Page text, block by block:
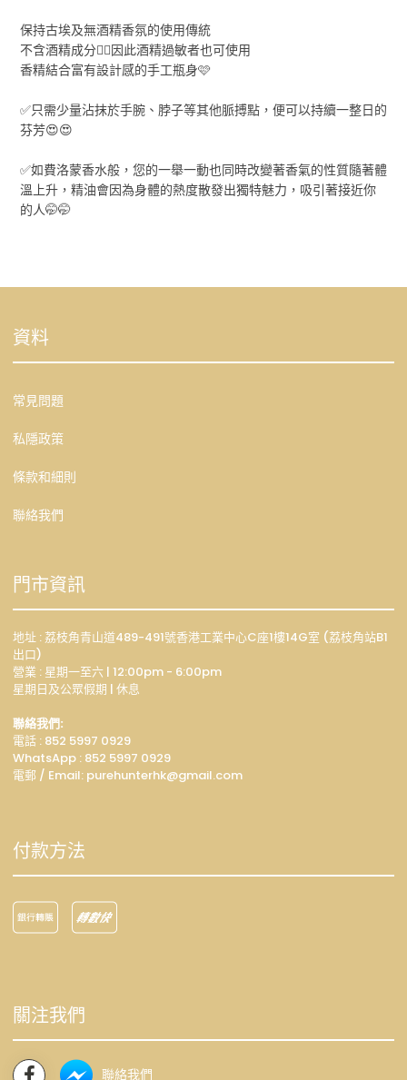
保持古埃及無酒精香氛的使用傳統
不含酒精成分👍🏻因此酒精過敏者也可使用
香精結合富有設計感的手工瓶身🩷
✅只需少量沾抹於手腕、脖子等其他脈搏點，便可以持續一整日的
芬芳😍😍
✅如費洛蒙香水般，您的一舉一動也同時改變著香氣的性質隨著體
溫上升，精油會因為身體的熱度散發出獨特魅力，吸引著接近你
的人🤭🤭
資料
常見問題
私隱政策
條款和細則
聯絡我們
門市資訊
地址 : 荔枝角青山道489-491號香港工業中心C座1樓14G室 (荔枝角站B1
出口)
營業 : 星期一至六 | 12:00pm - 6:00pm
星期日及公眾假期 | 休息
聯絡我們:
電話 : 852 5997 0929
WhatsApp : 852 5997 0929
電郵 / Email: purehunterhk@gmail.com
付款方法
關注我們
聯絡我們